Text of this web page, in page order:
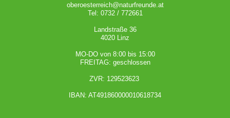
oberoesterreich@naturfreunde.at
Tel: 0732 / 772661
Landstraße 36
4020 Linz
MO-DO von 8:00 bis 15:00
FREITAG: geschlossen
ZVR: 129523623
IBAN: AT491860000010618734